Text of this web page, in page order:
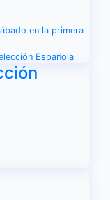
en la primera
Española